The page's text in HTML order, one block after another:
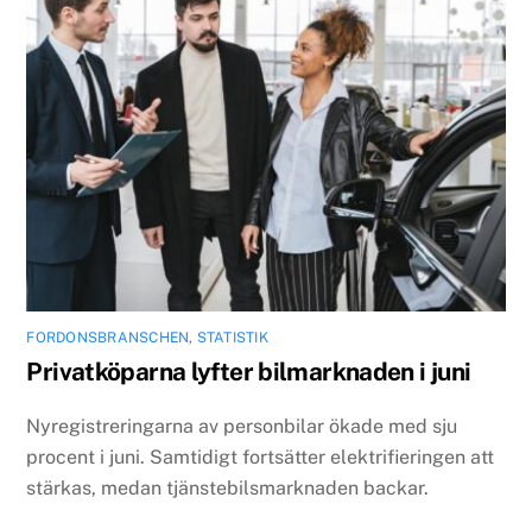
FORDONSBRANSCHEN, STATISTIK
Privatköparna lyfter bilmarknaden i juni
Nyregistreringarna av personbilar ökade med sju
procent i juni. Samtidigt fortsätter elektrifieringen att
stärkas, medan tjänstebilsmarknaden backar.